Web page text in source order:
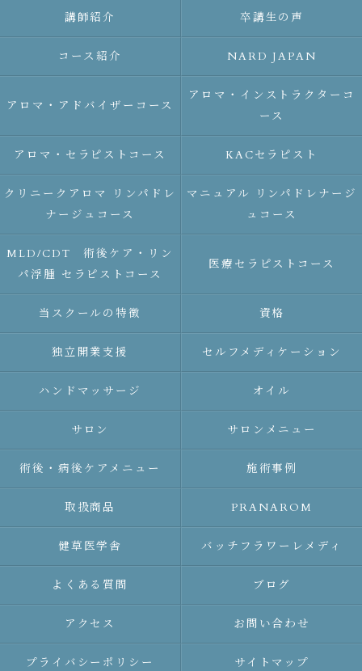
講師紹介 卒講生の声
コース紹介 NARD JAPAN
アロマ・アドバイザーコース
アロマ・インストラクターコ
ース
アロマ・セラピストコース KACセラピスト
クリニークアロマ リンパドレ
ナージュコース
マニュアル リンパドレナージ
ュコース
MLD/CDT 術後ケア・リン
パ浮腫 セラピストコース
医療セラピストコース
当スクールの特徴 資格
独立開業支援 セルフメディケーション
ハンドマッサージ オイル
サロン サロンメニュー
術後・病後ケアメニュー 施術事例
取扱商品 PRANAROM
健草医学舎 バッチフラワーレメディ
よくある質問 ブログ
アクセス お問い合わせ
プライバシーポリシー サイトマップ